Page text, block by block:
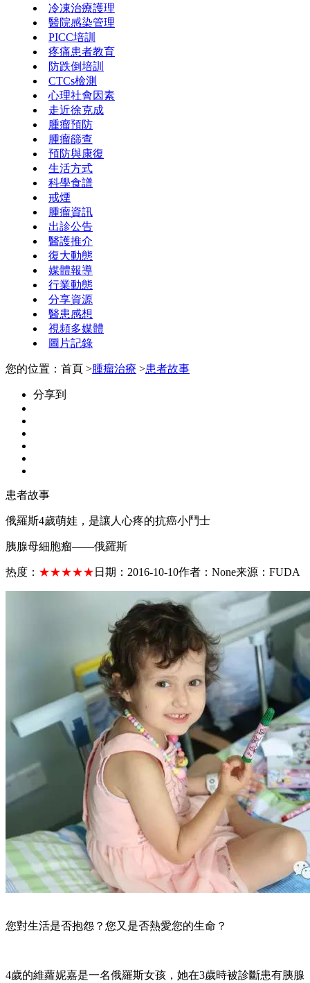
冷凍治療護理
醫院感染管理
PICC培訓
疼痛患者教育
防跌倒培訓
CTCs檢測
心理社會因素
走近徐克成
腫瘤預防
腫瘤篩查
預防與康復
生活方式
科學食譜
戒煙
腫瘤資訊
出診公告
醫護推介
復大動態
媒體報導
行業動態
分享資源
醫患感想
視頻多媒體
圖片記錄
您的位置：首頁 >腫瘤治療 >患者故事
分享到
患者故事
俄羅斯4歲萌娃，是讓人心疼的抗癌小鬥士
胰腺母細胞瘤——俄羅斯
热度： ★★★★★ 日期： 2016-10-10作者： None来源： FUDA
您對生活是否抱怨？您又是否熱愛您的生命？
4歲的維蘿妮嘉是一名俄羅斯女孩，她在3歲時被診斷患有胰腺